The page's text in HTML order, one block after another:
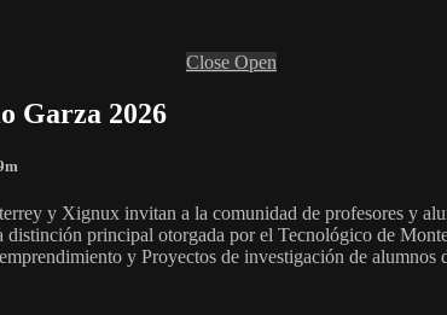
Close Open
Garza 2026
y Xignux invitan a la comunidad de profesores y
distinción principal otorgada por el Tecnológico de
y Proyectos de investigación de alumnos